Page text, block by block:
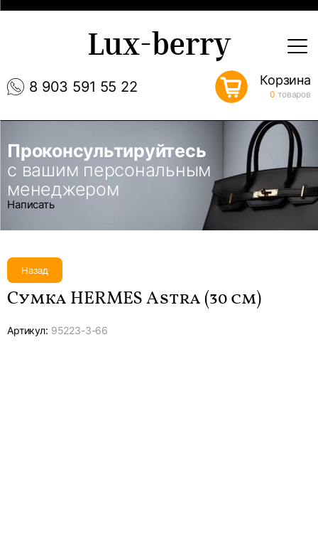
8 903 591 55 22
Lux-berry
Корзина
0 товаров
Проконсультируйтесь
с вашим персональным
менеджером
Написать
Назад
Сумка HERMES Astra (30 см)
Артикул: 95223-3-66